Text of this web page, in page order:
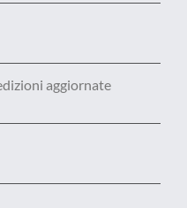
aggiornate